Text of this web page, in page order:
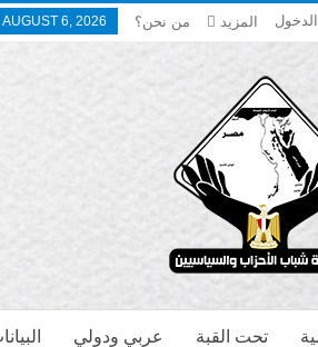
AUGUST 6, 2026 من نحن؟ المزيد
عربي ودولي تحت القبة